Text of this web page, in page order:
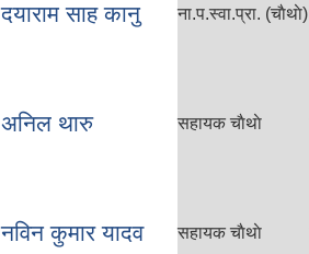
दयाराम साह कानु ना.प‍.स्वा.प्रा. (चाैथाे)
अनिल थारु सहायक चाैथाे
नविन कुमार यादव सहायक चाैथाे